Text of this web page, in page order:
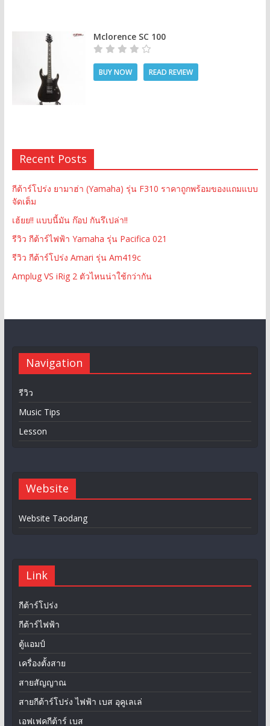
Mclorence SC 100
BUY NOW READ REVIEW
Recent Posts
กีต้าร์โปร่ง ยามาฮ่า (Yamaha) รุ่น F310 ราคาถูกพร้อมของแถมแบบ
จัดเต็ม
เฮ้ยย!! แบบนี้มัน ก๊อป กันรึเปล่า!!
รีวิว กีต้าร์ไฟฟ้า Yamaha รุ่น Pacifica 021
รีวิว กีต้าร์โปร่ง Amari รุ่น Am419c
Amplug VS iRig 2 ตัวไหนน่าใช้กว่ากัน
Navigation
รีวิว
Music Tips
Lesson
Website
Website Taodang
Link
กีต้าร์โปร่ง
กีต้าร์ไฟฟ้า
ตู้แอมป์
เครื่องตั้งสาย
สายสัญญาณ
สายกีต้าร์โปร่ง ไฟฟ้า เบส อุคูเลเล่
เอฟเฟคกีต้าร์ เบส